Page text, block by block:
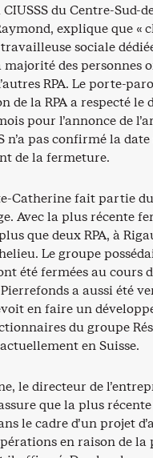
du Centre-Sud-
explique que «
sociale
des personnes
RPA. Le porte-
de la RPA a respecté le
pour l’annonce de
n’a pas confirmé la
de la fermeture.
Catherine fait partie
Avec la plus récente
que deux RPA, à
Le groupe
été fermées au cours
Pierrefonds a aussi été
en faire un
du groupe
en Suisse.
le directeur de
que la plus
le cadre d’un projet
en raison de la